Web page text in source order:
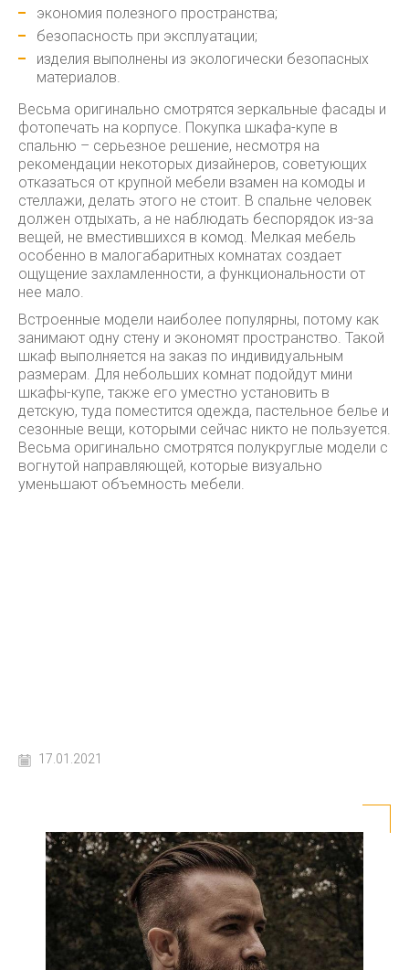
экономия полезного пространства;
безопасность при эксплуатации;
изделия выполнены из экологически безопасных
материалов.
Весьма оригинально смотрятся зеркальные фасады и
фотопечать на корпусе. Покупка шкафа-купе в
спальню – серьезное решение, несмотря на
рекомендации некоторых дизайнеров, советующих
отказаться от крупной мебели взамен на комоды и
стеллажи, делать этого не стоит. В спальне человек
должен отдыхать, а не наблюдать беспорядок из-за
вещей, не вместившихся в комод. Мелкая мебель
особенно в малогабаритных комнатах создает
ощущение захламленности, а функциональности от
нее мало.
Встроенные модели наиболее популярны, потому как
занимают одну стену и экономят пространство. Такой
шкаф выполняется на заказ по индивидуальным
размерам. Для небольших комнат подойдут мини
шкафы-купе, также его уместно установить в
детскую, туда поместится одежда, пастельное белье и
сезонные вещи, которыми сейчас никто не пользуется.
Весьма оригинально смотрятся полукруглые модели с
вогнутой направляющей, которые визуально
уменьшают объемность мебели.
17.01.2021